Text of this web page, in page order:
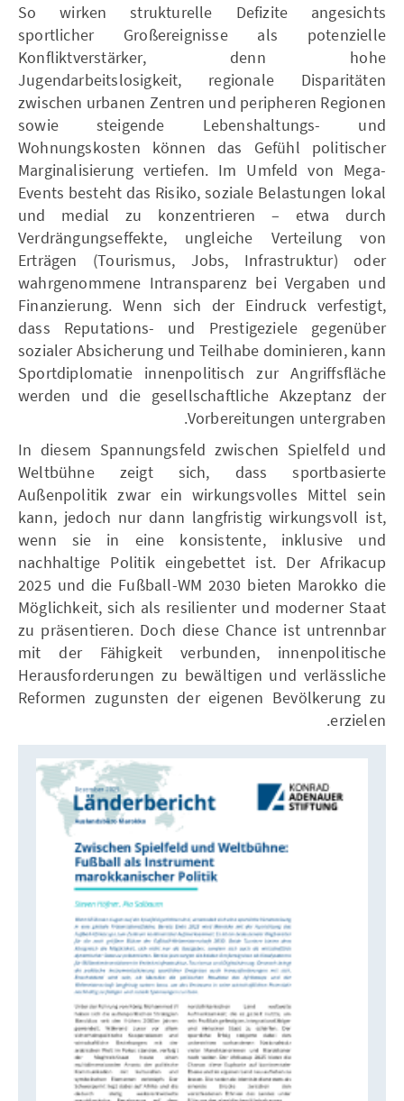
So wirken strukturelle Defizite angesichts
sportlicher Großereignisse als potenzielle
Konfliktverstärker, denn hohe
Jugendarbeitslosigkeit, regionale Disparitäten
zwischen urbanen Zentren und peripheren Regionen
sowie steigende Lebenshaltungs- und
Wohnungskosten können das Gefühl politischer
Marginalisierung vertiefen. Im Umfeld von Mega-
Events besteht das Risiko, soziale Belastungen lokal
und medial zu konzentrieren – etwa durch
Verdrängungseffekte, ungleiche Verteilung von
Erträgen (Tourismus, Jobs, Infrastruktur) oder
wahrgenommene Intransparenz bei Vergaben und
Finanzierung. Wenn sich der Eindruck verfestigt,
dass Reputations- und Prestigeziele gegenüber
sozialer Absicherung und Teilhabe dominieren, kann
Sportdiplomatie innenpolitisch zur Angriffsfläche
werden und die gesellschaftliche Akzeptanz der
Vorbereitungen untergraben.
In diesem Spannungsfeld zwischen Spielfeld und
Weltbühne zeigt sich, dass sportbasierte
Außenpolitik zwar ein wirkungsvolles Mittel sein
kann, jedoch nur dann langfristig wirkungsvoll ist,
wenn sie in eine konsistente, inklusive und
nachhaltige Politik eingebettet ist. Der Afrikacup
2025 und die Fußball-WM 2030 bieten Marokko die
Möglichkeit, sich als resilienter und moderner Staat
zu präsentieren. Doch diese Chance ist untrennbar
mit der Fähigkeit verbunden, innenpolitische
Herausforderungen zu bewältigen und verlässliche
Reformen zugunsten der eigenen Bevölkerung zu
erzielen.